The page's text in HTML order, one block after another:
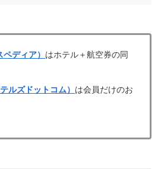
ディア） はホテル＋航空券の同
ルズドットコム） は会員だけのお